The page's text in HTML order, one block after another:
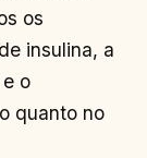
os
insulina, a
o
quanto no